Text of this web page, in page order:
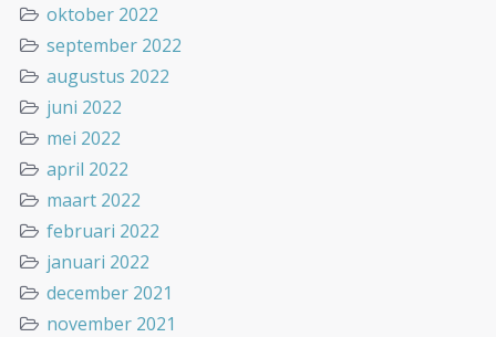
oktober 2022
september 2022
augustus 2022
juni 2022
mei 2022
april 2022
maart 2022
februari 2022
januari 2022
december 2021
november 2021